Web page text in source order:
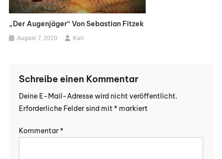
„Der Augenjäger“ Von Sebastian Fitzek
August 7, 2020 Kari
Schreibe einen Kommentar
Deine E-Mail-Adresse wird nicht veröffentlicht.
Erforderliche Felder sind mit*markiert
Kommentar*